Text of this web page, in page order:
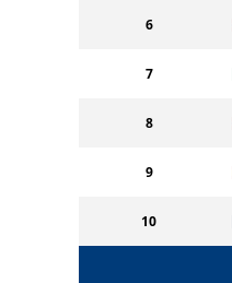
6
7
8
9
10